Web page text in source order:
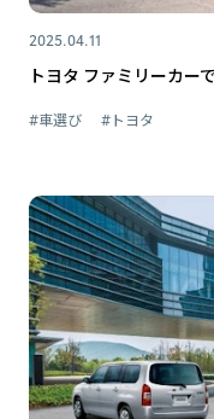
2025.04.11
トヨタ ファミリーカー
#車選び #トヨタ